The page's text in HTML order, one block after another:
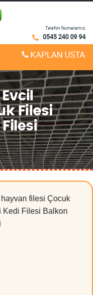
Telefon Numaramız:
0545 240 09 94
KAPLAN USTA
Filesi
filesi Çocuk
Kedi Filesi Balkon